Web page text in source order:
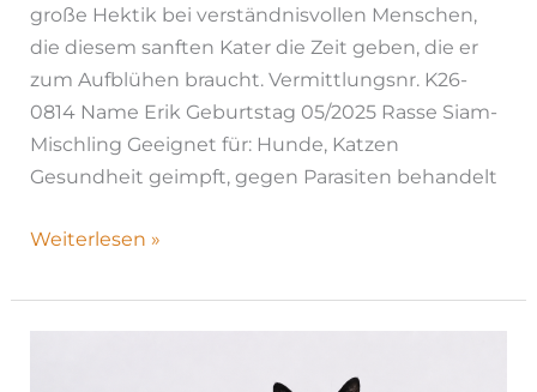
große Hektik bei verständnisvollen Menschen,
die diesem sanften Kater die Zeit geben, die er
zum Aufblühen braucht. Vermittlungsnr. K26-
0814 Name Erik Geburtstag 05/2025 Rasse Siam-
Mischling Geeignet für: Hunde, Katzen
Gesundheit geimpft, gegen Parasiten behandelt
Weiterlesen »